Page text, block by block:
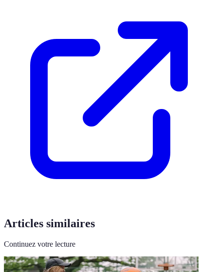
Articles similaires
Continuez votre lecture